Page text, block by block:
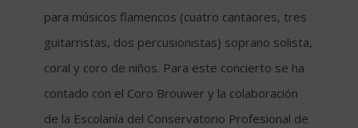
para músicos flamencos (cuatro cantaores, tres
guitarristas, dos percusionistas) soprano solista,
coral y coro de niños. Para este concierto se ha
contado con el Coro Brouwer y la colaboración
de la Escolanía del Conservatorio Profesional de